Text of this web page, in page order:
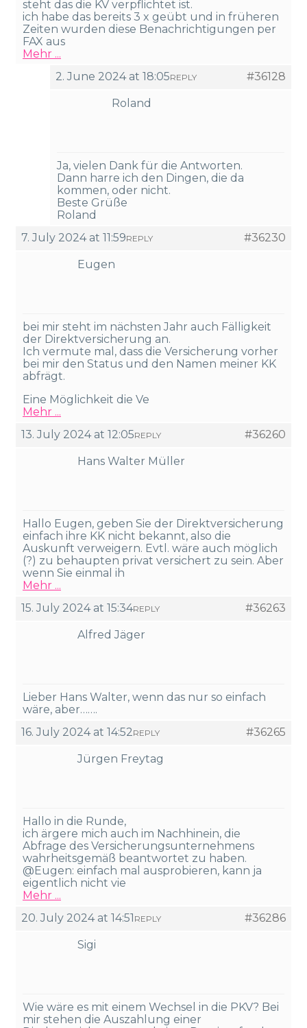
steht das die KV verpflichtet ist.
ich habe das bereits 3 x geübt und in früheren
Zeiten wurden diese Benachrichtigungen per
FAX aus
Mehr ...
2. June 2024 at 18:05
#36128
REPLY
Roland
Ja, vielen Dank für die Antworten.
Dann harre ich den Dingen, die da
kommen, oder nicht.
Beste Grüße
Roland
7. July 2024 at 11:59
#36230
REPLY
Eugen
bei mir steht im nächsten Jahr auch Fälligkeit
der Direktversicherung an.
Ich vermute mal, dass die Versicherung vorher
bei mir den Status und den Namen meiner KK
abfrägt.
Eine Möglichkeit die Ve
Mehr ...
13. July 2024 at 12:05
#36260
REPLY
Hans Walter Müller
Hallo Eugen, geben Sie der Direktversicherung
einfach ihre KK nicht bekannt, also die
Auskunft verweigern. Evtl. wäre auch möglich
(?) zu behaupten privat versichert zu sein. Aber
wenn Sie einmal ih
Mehr ...
15. July 2024 at 15:34
#36263
REPLY
Alfred Jäger
Lieber Hans Walter, wenn das nur so einfach
wäre, aber…….
16. July 2024 at 14:52
#36265
REPLY
Jürgen Freytag
Hallo in die Runde,
ich ärgere mich auch im Nachhinein, die
Abfrage des Versicherungsunternehmens
wahrheitsgemäß beantwortet zu haben.
@Eugen: einfach mal ausprobieren, kann ja
eigentlich nicht vie
Mehr ...
20. July 2024 at 14:51
#36286
REPLY
Sigi
Wie wäre es mit einem Wechsel in die PKV? Bei
mir stehen die Auszahlung einer